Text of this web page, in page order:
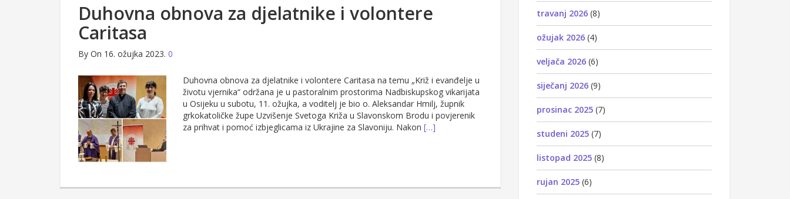
Duhovna obnova za djelatnike i volontere
Caritasa
By On 16. ožujka 2023. 0
Duhovna obnova za djelatnike i volontere Caritasa na temu „Križ i evanđelje u
životu vjernika“ održana je u pastoralnim prostorima Nadbiskupskog vikarijata
u Osijeku u subotu, 11. ožujka, a voditelj je bio o. Aleksandar Hmilj, župnik
grkokatoličke župe Uzvišenje Svetoga Križa u Slavonskom Brodu i povjerenik
za prihvat i pomoć izbjeglicama iz Ukrajine za Slavoniju. Nakon […]
travanj 2026 (8)
ožujak 2026 (4)
veljača 2026 (6)
siječanj 2026 (9)
prosinac 2025 (7)
studeni 2025 (7)
listopad 2025 (8)
rujan 2025 (6)